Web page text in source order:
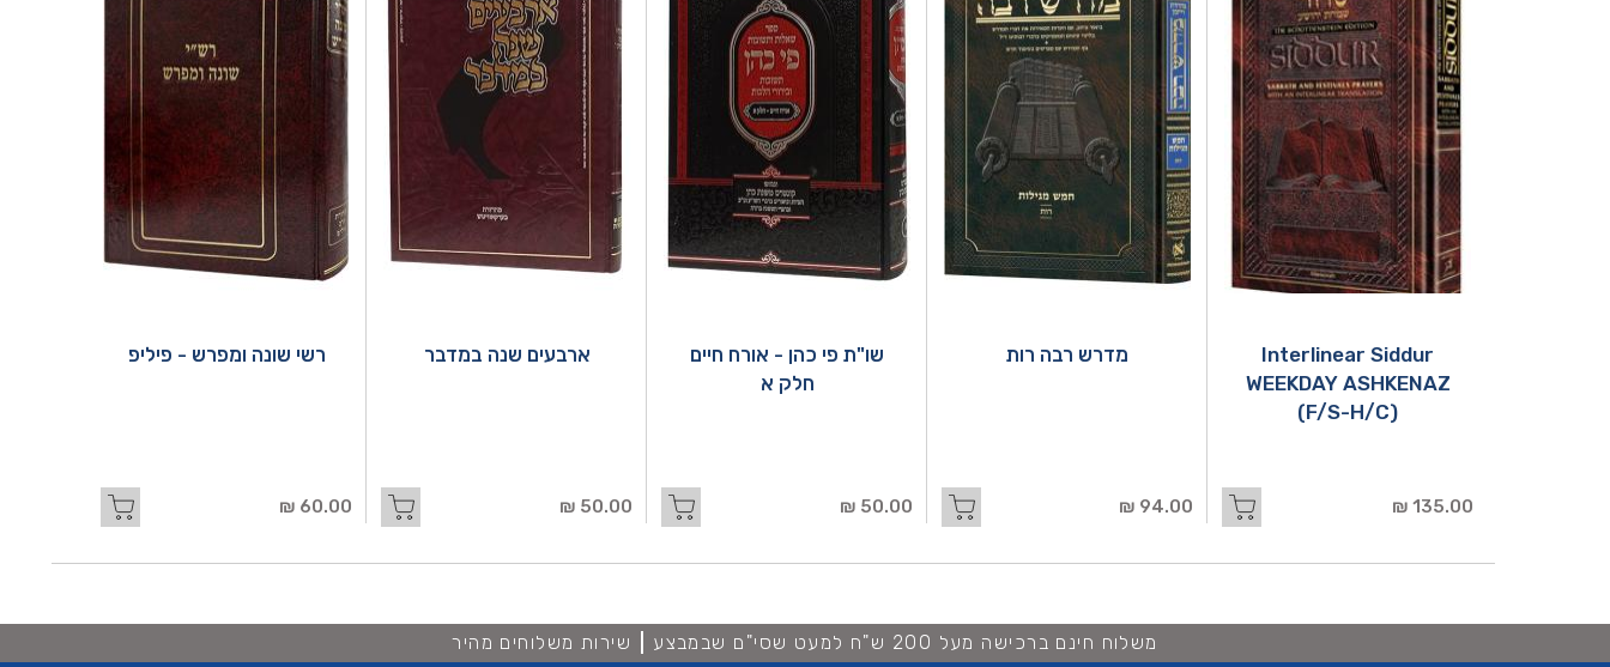
Interlinear Siddur
WEEKDAY ASHKENAZ
(F/S-H/C)
135.00 ₪
מדרש רבה רות
94.00 ₪
שו"ת פי כהן - אורח חיים
חלק א
50.00 ₪
ארבעים שנה במדבר
50.00 ₪
רשי שונה ומפרש - פיליפ
60.00 ₪
משלוח חינם ברכישה מעל 200 ש"ח למעט שסי"ם שבמבצע שירות משלוחים מהיר